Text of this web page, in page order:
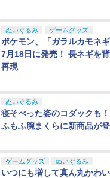
ぬいぐるみ ゲームグッズ
ポケモン、「ガラルカモネ
7月18日に発売！ 長ネギを
再現
ぬいぐるみ
寝そべった姿のコダックも
ふもふ腕まくらに新商品が
ゲームグッズ ぬいぐるみ
いつにも増して真ん丸かわ